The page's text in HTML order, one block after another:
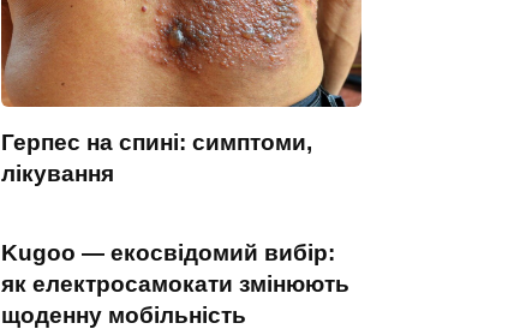
Герпес на спині: симптоми,
лікування
Kugoo — екосвідомий вибір:
як електросамокати змінюють
щоденну мобільність